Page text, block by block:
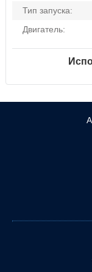
Тип запуска:
Двигатель: